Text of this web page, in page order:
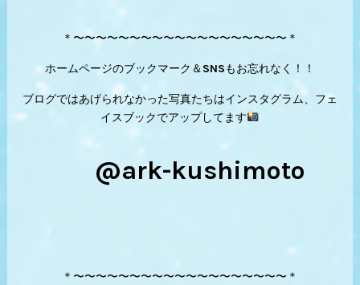
＊〜〜〜〜〜〜〜〜〜〜〜〜〜〜〜〜〜〜〜＊
ホームページのブックマーク＆SNSもお忘れなく！！
ブログではあげられなかった写真たちはインスタグラム、フェ
イスブックでアップしてます
@ark-kushimoto
＊〜〜〜〜〜〜〜〜〜〜〜〜〜〜〜〜〜〜〜＊